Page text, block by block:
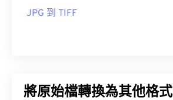
JPG 到 TIFF
將原始檔轉換為其他格式